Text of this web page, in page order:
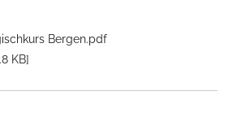
Bergen.pdf
KB]